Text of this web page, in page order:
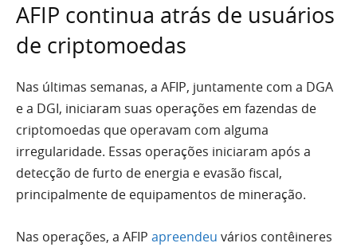
AFIP continua atrás de usuários
de criptomoedas
Nas últimas semanas, a AFIP, juntamente com a DGA
e a DGI, iniciaram suas operações em fazendas de
criptomoedas que operavam com alguma
irregularidade. Essas operações iniciaram após a
detecção de furto de energia e evasão fiscal,
principalmente de equipamentos de mineração.
Nas operações, a AFIP apreendeu vários contêineres